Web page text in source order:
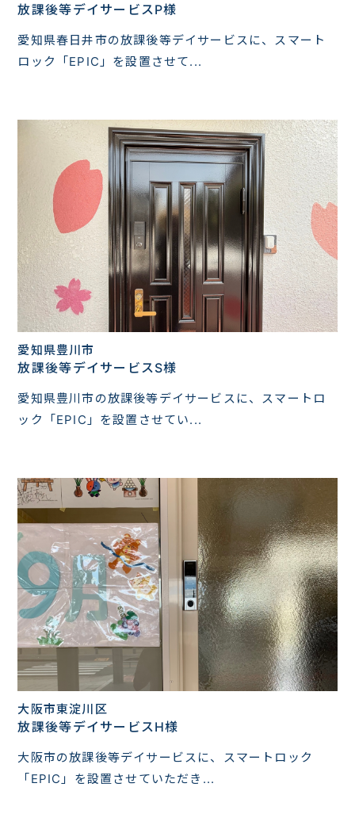
放課後等デイサービスP様
愛知県春日井市の放課後等デイサービスに、スマート
ロック「EPIC」を設置させて...
愛知県豊川市
放課後等デイサービスS様
愛知県豊川市の放課後等デイサービスに、スマートロ
ック「EPIC」を設置させてい...
大阪市東淀川区
放課後等デイサービスH様
大阪市の放課後等デイサービスに、スマートロック
「EPIC」を設置させていただき...